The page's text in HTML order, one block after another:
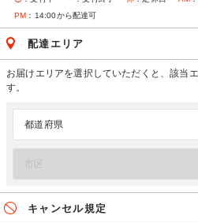
PM ：14:00から配達可
配達エリア
お届けエリアを選択していただくと、該当
す。
キャンセル規定